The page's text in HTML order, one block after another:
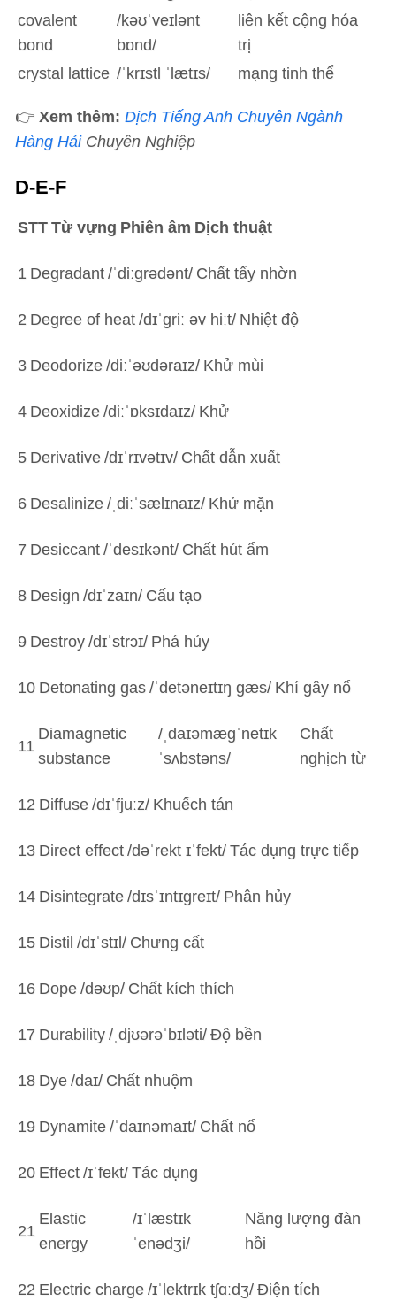
covalent
bond
/kəʊˈveɪlənt
bɒnd/
liên kết cộng hóa
trị
crystal lattice /ˈkrɪstl ˈlætɪs/ mạng tinh thể
👉 Xem thêm: Dịch Tiếng Anh Chuyên Ngành
Hàng HảiChuyên Nghiệp
D-E-F
STT Từ vựng Phiên âm Dịch thuật
1 Degradant /ˈdiːɡrədənt/ Chất tẩy nhờn
2 Degree of heat /dɪˈɡriː əv hiːt/ Nhiệt độ
3 Deodorize /diːˈəʊdəraɪz/ Khử mùi
4 Deoxidize /diːˈɒksɪdaɪz/ Khử
5 Derivative /dɪˈrɪvətɪv/ Chất dẫn xuất
6 Desalinize /ˌdiːˈsælɪnaɪz/ Khử mặn
7 Desiccant /ˈdesɪkənt/ Chất hút ẩm
8 Design /dɪˈzaɪn/ Cấu tạo
9 Destroy /dɪˈstrɔɪ/ Phá hủy
10 Detonating gas /ˈdetəneɪtɪŋ ɡæs/ Khí gây nổ
11
Diamagnetic
substance
/ˌdaɪəmæɡˈnetɪk
ˈsʌbstəns/
Chất
nghịch từ
12 Diffuse /dɪˈfjuːz/ Khuếch tán
13 Direct effect /dəˈrekt ɪˈfekt/ Tác dụng trực tiếp
14 Disintegrate /dɪsˈɪntɪɡreɪt/ Phân hủy
15 Distil /dɪˈstɪl/ Chưng cất
16 Dope /dəʊp/ Chất kích thích
17 Durability /ˌdjʊərəˈbɪləti/ Độ bền
18 Dye /daɪ/ Chất nhuộm
19 Dynamite /ˈdaɪnəmaɪt/ Chất nổ
20 Effect /ɪˈfekt/ Tác dụng
21
Elastic
energy
/ɪˈlæstɪk
ˈenədʒi/
Năng lượng đàn
hồi
22 Electric charge /ɪˈlektrɪk tʃɑːdʒ/ Điện tích